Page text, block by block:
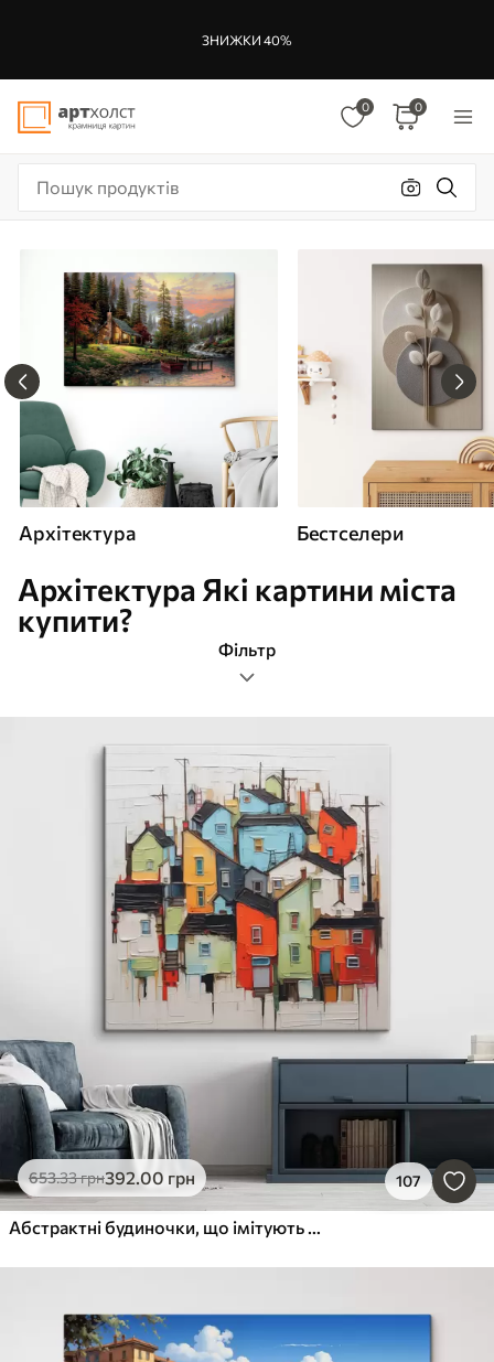
ЗНИЖКИ 40%
0 0
Архітектура Бестселери
Архітектура Які картини міста
купити?
Фільтр
архітектура
Формат зображення
Картини Архітектура
Найпопулярніші
Очистити фільтр
653.33грн392.00 грн 107
Абстрактні будиночки, що імітують мазок пензля